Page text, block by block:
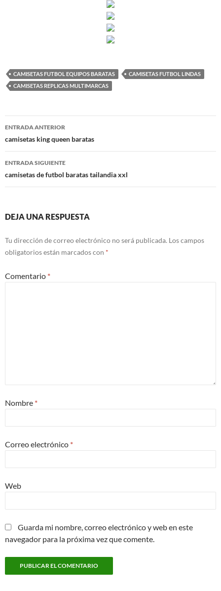
CAMISETAS FUTBOL EQUIPOS BARATAS
CAMISETAS FUTBOL LINDAS
CAMISETAS REPLICAS MULTIMARCAS
Navegación
de
entradas
ENTRADA ANTERIOR
camisetas king queen baratas
ENTRADA SIGUIENTE
camisetas de futbol baratas tailandia xxl
DEJA UNA RESPUESTA
Tu dirección de correo electrónico no será publicada. Los campos
obligatorios están marcados con *
Comentario *
Nombre *
Correo electrónico *
Web
Guarda mi nombre, correo electrónico y web en este
navegador para la próxima vez que comente.